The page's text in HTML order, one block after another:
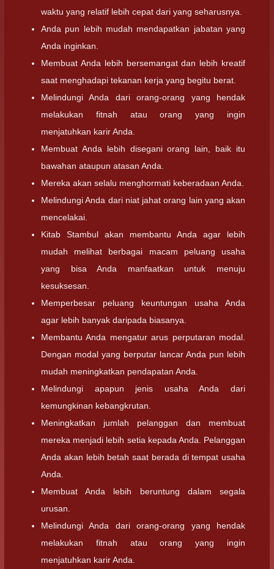
waktu yang relatif lebih cepat dari yang seharusnya.
Anda pun lebih mudah mendapatkan jabatan yang
Anda inginkan.
Membuat Anda lebih bersemangat dan lebih kreatif
saat menghadapi tekanan kerja yang begitu berat.
Melindungi Anda dari orang-orang yang hendak
melakukan fitnah atau orang yang ingin
menjatuhkan karir Anda.
Membuat Anda lebih disegani orang lain, baik itu
bawahan ataupun atasan Anda.
Mereka akan selalu menghormati keberadaan Anda.
Melindungi Anda dari niat jahat orang lain yang akan
mencelakai.
Kitab Stambul akan membantu Anda agar lebih
mudah melihat berbagai macam peluang usaha
yang bisa Anda manfaatkan untuk menuju
kesuksesan.
Memperbesar peluang keuntungan usaha Anda
agar lebih banyak daripada biasanya.
Membantu Anda mengatur arus perputaran modal.
Dengan modal yang berputar lancar Anda pun lebih
mudah meningkatkan pendapatan Anda.
Melindungi apapun jenis usaha Anda dari
kemungkinan kebangkrutan.
Meningkatkan jumlah pelanggan dan membuat
mereka menjadi lebih setia kepada Anda. Pelanggan
Anda akan lebih betah saat berada di tempat usaha
Anda.
Membuat Anda lebih beruntung dalam segala
urusan.
Melindungi Anda dari orang-orang yang hendak
melakukan fitnah atau orang yang ingin
menjatuhkan karir Anda.